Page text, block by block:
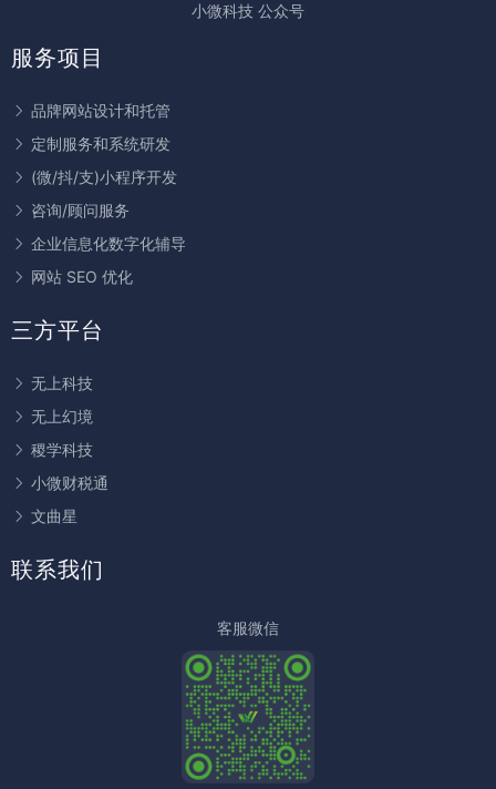
小微科技 公众号
服务项目
品牌网站设计和托管
定制服务和系统研发
(微/抖/支)小程序开发
咨询/顾问服务
企业信息化数字化辅导
网站 SEO 优化
三方平台
无上科技
无上幻境
稷学科技
小微财税通
文曲星
联系我们
客服微信